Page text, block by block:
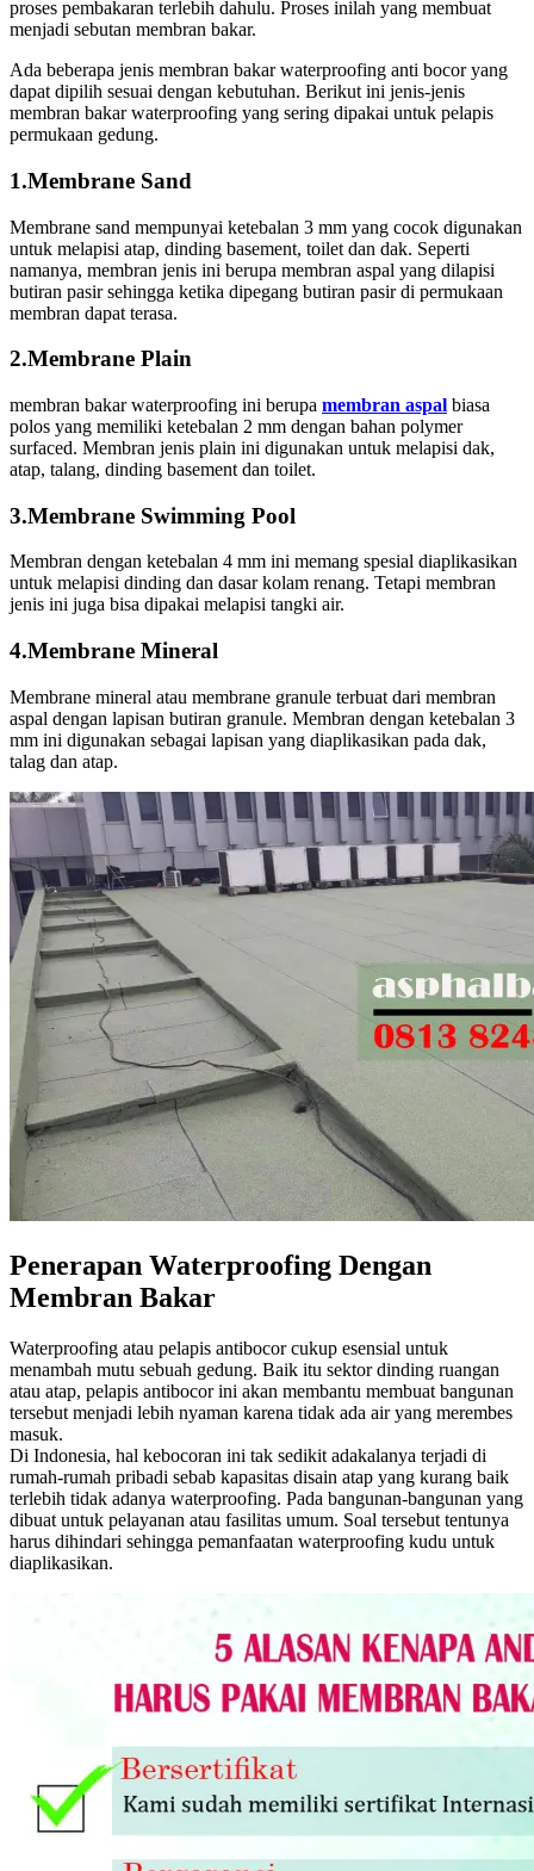
proses pembakaran terlebih dahulu. Proses inilah yang membuat
menjadi sebutan membran bakar.
Ada beberapa jenis membran bakar waterproofing anti bocor yang
dapat dipilih sesuai dengan kebutuhan. Berikut ini jenis-jenis
membran bakar waterproofing yang sering dipakai untuk pelapis
permukaan gedung.
1.Membrane Sand
Membrane sand mempunyai ketebalan 3 mm yang cocok digunakan
untuk melapisi atap, dinding basement, toilet dan dak. Seperti
namanya, membran jenis ini berupa membran aspal yang dilapisi
butiran pasir sehingga ketika dipegang butiran pasir di permukaan
membran dapat terasa.
2.Membrane Plain
membran bakar waterproofing ini berupa membran aspal biasa
polos yang memiliki ketebalan 2 mm dengan bahan polymer
surfaced. Membran jenis plain ini digunakan untuk melapisi dak,
atap, talang, dinding basement dan toilet.
3.Membrane Swimming Pool
Membran dengan ketebalan 4 mm ini memang spesial diaplikasikan
untuk melapisi dinding dan dasar kolam renang. Tetapi membran
jenis ini juga bisa dipakai melapisi tangki air.
4.Membrane Mineral
Membrane mineral atau membrane granule terbuat dari membran
aspal dengan lapisan butiran granule. Membran dengan ketebalan 3
mm ini digunakan sebagai lapisan yang diaplikasikan pada dak,
talag dan atap.
Penerapan Waterproofing Dengan
Membran Bakar
Waterproofing atau pelapis antibocor cukup esensial untuk
menambah mutu sebuah gedung. Baik itu sektor dinding ruangan
atau atap, pelapis antibocor ini akan membantu membuat bangunan
tersebut menjadi lebih nyaman karena tidak ada air yang merembes
masuk.
Di Indonesia, hal kebocoran ini tak sedikit adakalanya terjadi di
rumah-rumah pribadi sebab kapasitas disain atap yang kurang baik
terlebih tidak adanya waterproofing. Pada bangunan-bangunan yang
dibuat untuk pelayanan atau fasilitas umum. Soal tersebut tentunya
harus dihindari sehingga pemanfaatan waterproofing kudu untuk
diaplikasikan.